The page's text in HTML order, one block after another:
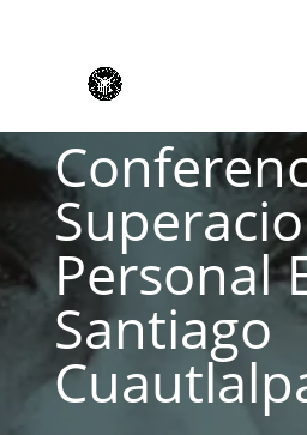
Personal
Santiago